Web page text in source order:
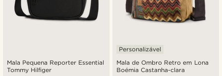
Mala Pequena Reporter Essential
Tommy Hilfiger
Mala de Ombro Retro em Lona
Boémia Castanha-clara
Personalizável